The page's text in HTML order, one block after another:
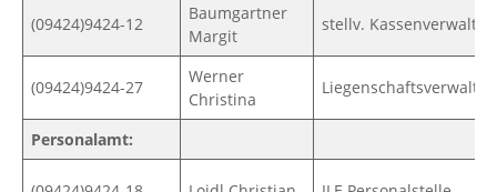
(09424)9424-12
Baumgartner
Margit
stellv.
(09424)9424-27
Werner
Christina
Personalamt: